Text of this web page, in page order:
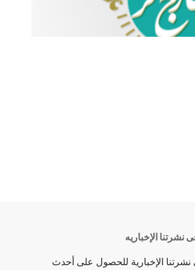
نشرتنا الإخباريه
الإخبارية للحصول على أحدث